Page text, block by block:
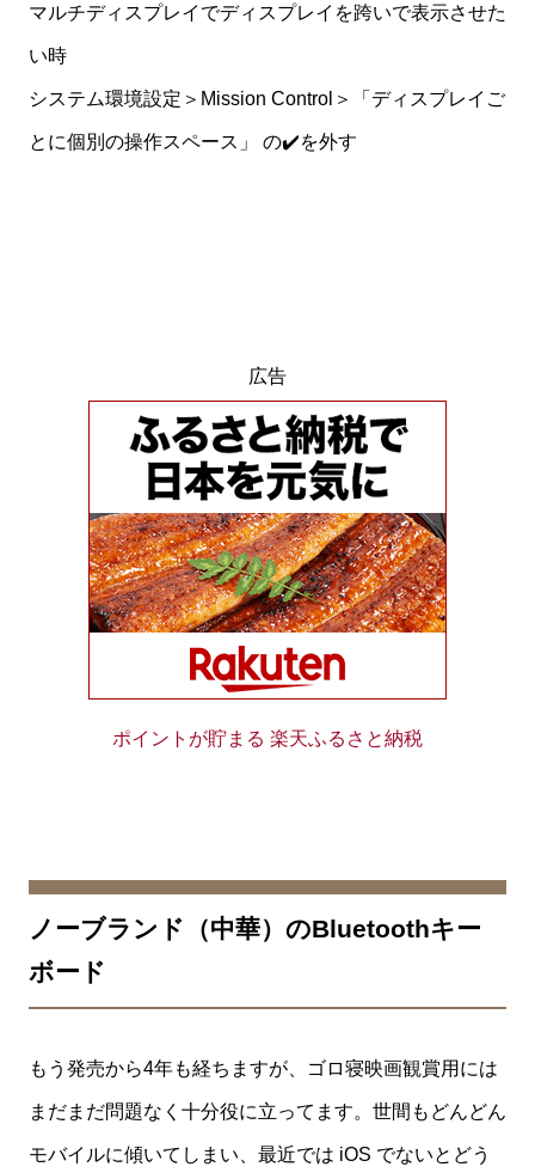
マルチディスプレイでディスプレイを跨いで表示させた
い時
システム環境設定＞Mission Control＞「ディスプレイご
とに個別の操作スペース」 の✔️を外す
広告
ポイントが貯まる 楽天ふるさと納税
ノーブランド（中華）のBluetoothキー
ボード
もう発売から4年も経ちますが、ゴロ寝映画観賞用には
まだまだ問題なく十分役に立ってます。世間もどんどん
モバイルに傾いてしまい、最近では iOS でないとどう